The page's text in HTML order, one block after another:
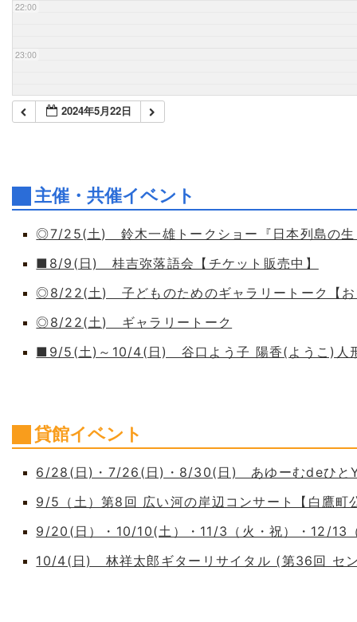
22:00
23:00
2024年5月22日
主催・共催イベント
◎7/25(土) 鈴木一雄トークショー『日本列島の生
■8/9(日) 桂吉弥落語会【チケット販売中】
◎8/22(土) 子どものためのギャラリートーク【お
◎8/22(土) ギャラリートーク
■9/5(土)～10/4(日) 谷口よう子 陽香(ようこ)人
貸館イベント
6/28(日)・7/26(日)・8/30(日) あゆーむdeひと
9/5（土）第8回 広い河の岸辺コンサート【白鷹町
9/20(日）・10/10(土）・11/3（火・祝）・12/
10/4(日) 林祥太郎ギターリサイタル (第36回 セ